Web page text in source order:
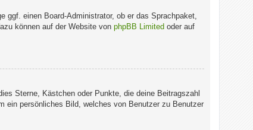
ggf. einen Board-Administrator, ob er das Sprachpaket,
können auf der Website von phpBB Limited oder auf
Sterne, Kästchen oder Punkte, die deine Beitragszahl
ein persönliches Bild, welches von Benutzer zu Benutzer